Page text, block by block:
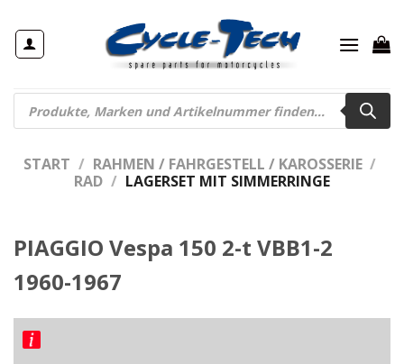
Inhalt
springen
Products
search
START / RAHMEN / FAHRGESTELL / KAROSSERIE /
RAD / LAGERSET MIT SIMMERRINGE
PIAGGIO Vespa 150 2-t VBB1-2
1960-1967